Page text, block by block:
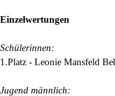
Einzelwertungen
Schülerinnen:
1.Platz - Leonie Mansfeld
Jugend männlich: